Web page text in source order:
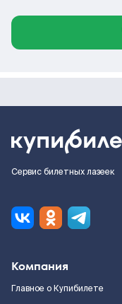
Сервис билетных лазеек
Компания
Главное о Купибилете